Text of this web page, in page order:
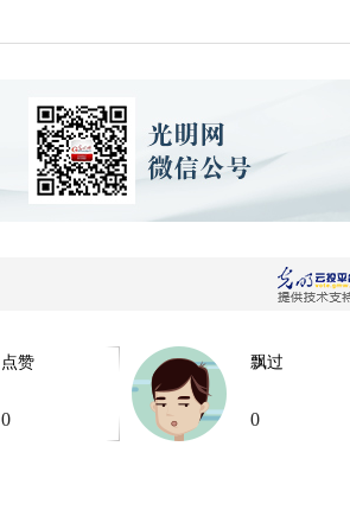
点赞
0
飘过
0